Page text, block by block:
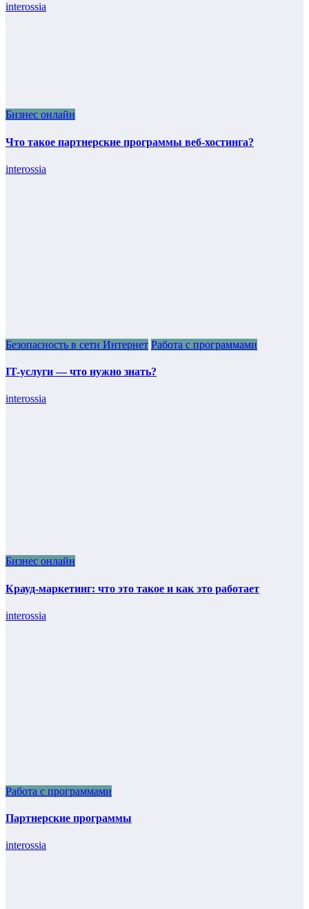
interossia
Бизнес онлайн
Что такое партнерские программы веб-хостинга?
interossia
Безопасность в сети Интернет Работа с программами
IT-услуги — что нужно знать?
interossia
Бизнес онлайн
Крауд-маркетинг: что это такое и как это работает
interossia
Работа с программами
Партнерские программы
interossia